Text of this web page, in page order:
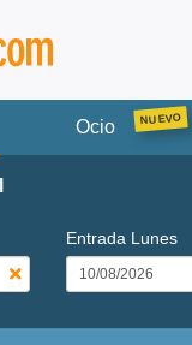
Ocio
Entrada Lunes